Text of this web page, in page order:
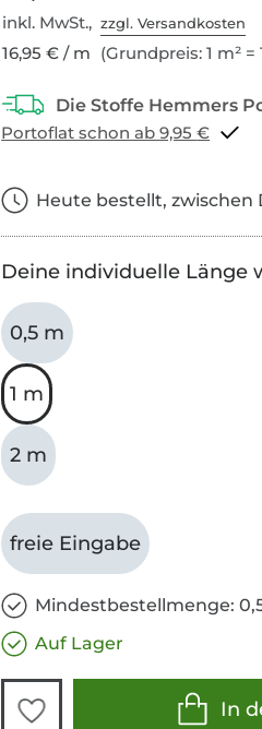
inkl. MwSt.,zzgl. Versandkosten
16,95 € / m (Grundpreis: 1 m² =
Portoflat schon ab 9,95 €
Heute bestellt, zwischen
Deine individuelle Länge
0,5 m
1 m
2 m
freie Eingabe
Mindestbestellmenge:
Auf Lager
In